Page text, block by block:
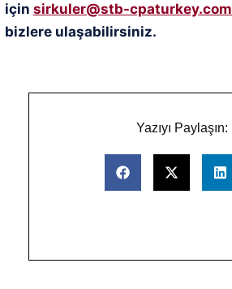
için sirkuler@stb-cpaturkey.com
bizlere ulaşabilirsiniz.
Yazıyı Paylaşın: